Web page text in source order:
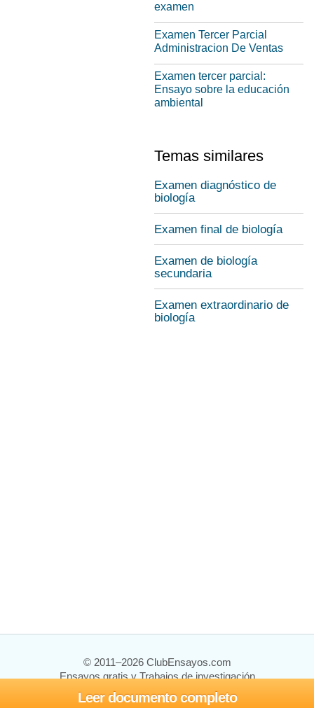
Leer documento completo
examen
Examen Tercer Parcial
Administracion De Ventas
Examen tercer parcial:
Ensayo sobre la educación
ambiental
Temas similares
Examen diagnóstico de
biología
Examen final de biología
Examen de biología
secundaria
Examen extraordinario de
biología
© 2011–2026 ClubEnsayos.com
Ensayos gratis y Trabajos de investigación